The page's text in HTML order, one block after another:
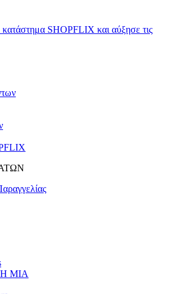
SHOPFLIX και αύξησε τις
ΜΙΑ